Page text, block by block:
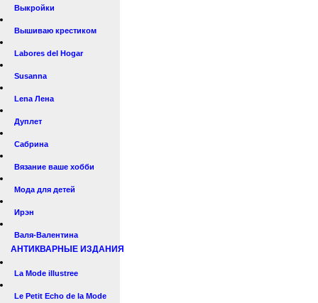
Выкройки
Вышиваю крестиком
Labores del Hogar
Susanna
Lena Лена
Дуплет
Сабрина
Вязание ваше хобби
Мода для детей
Ирэн
Валя-Валентина
АНТИКВАРНЫЕ ИЗДАНИЯ
La Mode illustree
Le Petit Echo de la Mode